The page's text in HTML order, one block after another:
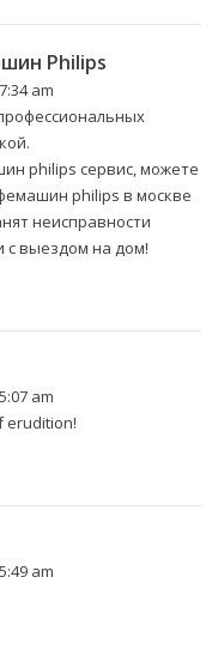
Philips
am
philips сервис, можете
philips в москве
неисправности
с выездом на дом!
am
erudition!
am